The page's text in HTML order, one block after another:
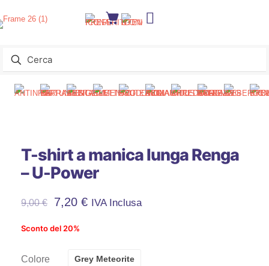
T-shirt a manica lunga Renga
– U-Power
9,00€ 7,20 € IVA Inclusa
Sconto del 20%
Colore Grey Meteorite